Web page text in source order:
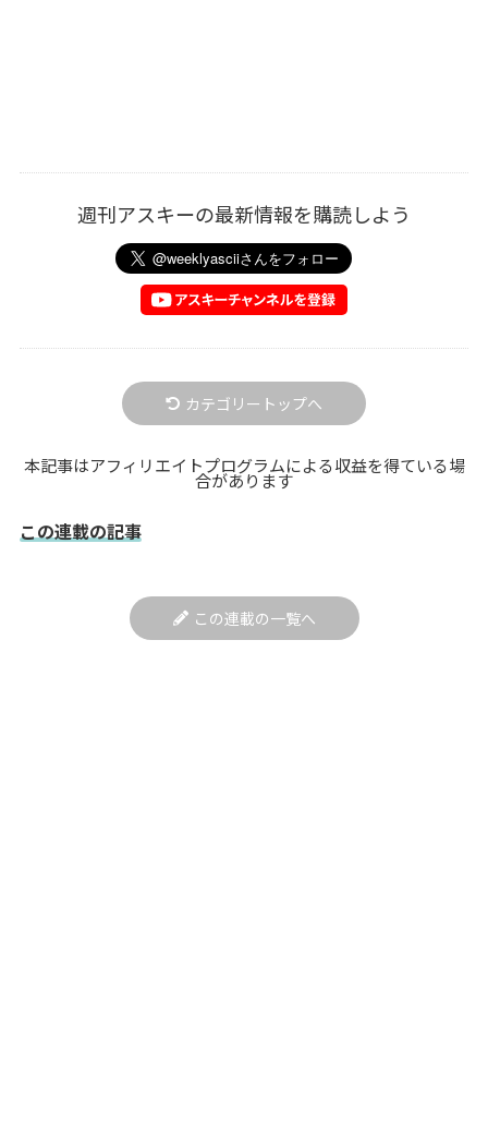
週刊アスキーの最新情報を購読しよう
カテゴリートップへ
本記事はアフィリエイトプログラムによる収益を得ている場
合があります
この連載の記事
この連載の一覧へ